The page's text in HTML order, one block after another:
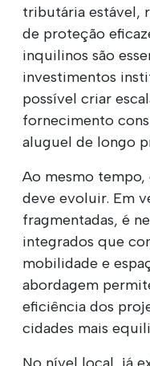
tributária estável,
de proteção
inquilinos são
investimentos
possível criar
fornecimento
aluguel de longo
Ao mesmo
deve evoluir. Em
fragmentadas, é
integrados que
mobilidade e
abordagem
eficiência dos
cidades mais